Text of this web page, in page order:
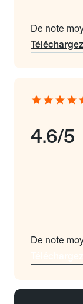
De note
4.6/5
De note